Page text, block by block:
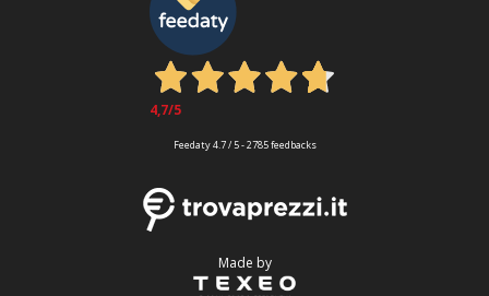
4,7/5
Feedaty4.7/ 5-2785feedbacks
Made by